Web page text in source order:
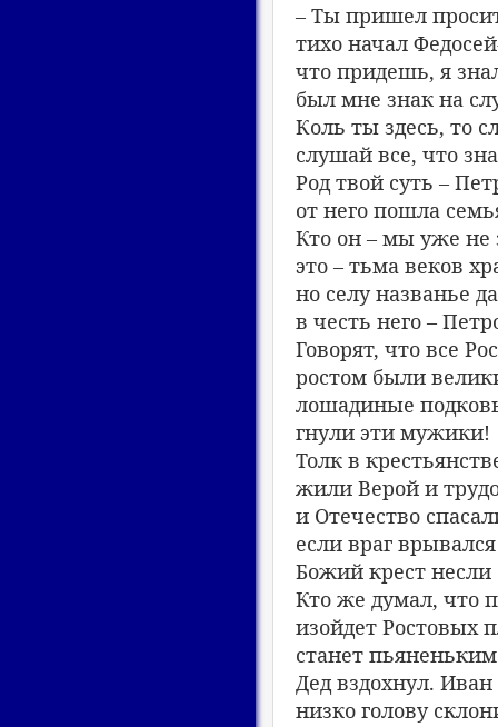
– Ты пришел
тихо начал
что придешь, я
был мне знак на
Коль ты здесь, то
слушай все, что
Род твой суть –
от него пошла
Кто он – мы уже не
это – тьма веков
но селу названье
в честь него –
Говорят, что все
ростом были
лошадиные
гнули эти мужики!
Толк в
жили Верой и
и Отечество
если враг
Божий крест
Кто же думал, что
изойдет Ростовых
станет
Дед вздохнул.
низко голову